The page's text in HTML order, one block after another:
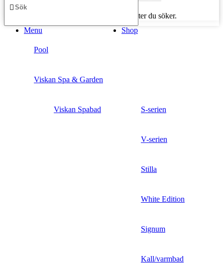
Börja skriva för att se produkter du söker.
Menu
Shop
Pool
Viskan Spa & Garden
Viskan Spabad S-serien
V-serien
Stilla
White Edition
Signum
Kall/varmbad